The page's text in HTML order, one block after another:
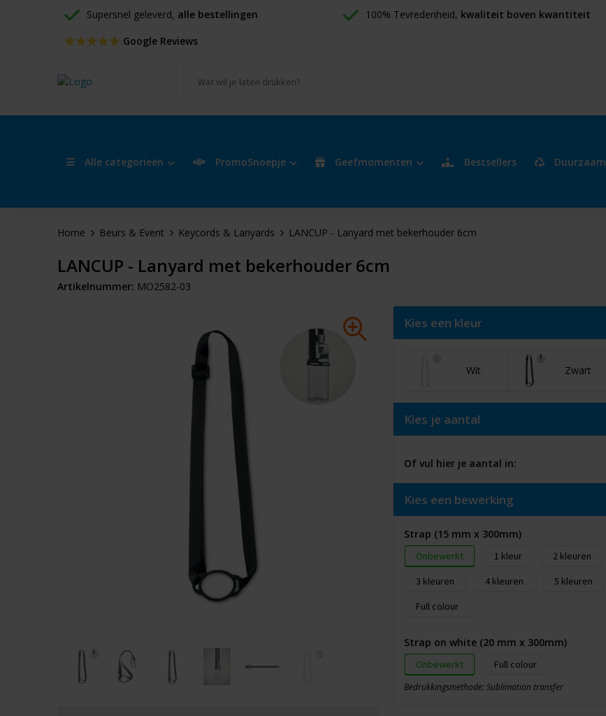
Supersnel geleverd, alle bestellingen 100% Tevredenheid, kwaliteit boven kwantiteit
Google Reviews
Alle categorieën PromoSnoepje Geefmomenten Bestsellers Duurzaam
Home Beurs & Event Keycords & Lanyards LANCUP - Lanyard met bekerhouder 6cm
LANCUP - Lanyard met bekerhouder 6cm
Artikelnummer: MO2582-03
Kies een kleur
Wit Zwart
Kies je aantal
Of vul hier je aantal in:
Kies een bewerking
Strap (15 mm x 300mm)
Onbewerkt 1
2
3
4
5
Full colour
Strap on white (20 mm x 300mm)
Onbewerkt Full colour
Bedrukkingsmethode: Sublimation transfer